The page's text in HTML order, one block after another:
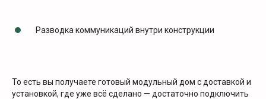
Разводка коммуникаций внутри конструкции
То есть вы получаете готовый модульный дом с доставкой и
установкой, где уже всё сделано — достаточно подключить